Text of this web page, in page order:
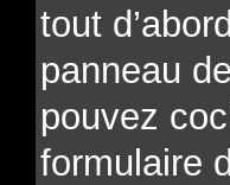
tout
panneau
pouvez
formulaire